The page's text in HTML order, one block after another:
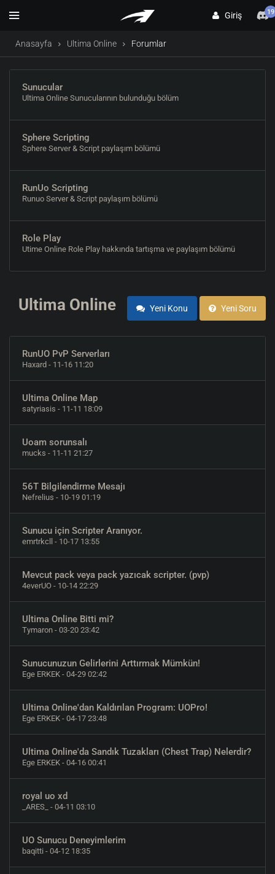
Giriş 19
Anasayfa Ultima Online Forumlar
Sunucular
Ultima Online Sunucularının bulunduğu bölüm
Sphere Scripting
Sphere Server & Script paylaşım bölümü
RunUo Scripting
Runuo Server & Script paylaşım bölümü
Role Play
Utime Online Role Play hakkında tartışma ve paylaşım bölümü
Ultima Online Yeni Konu Yeni Soru
RunUO PvP Serverları
Haxard - 11-16 11:20
Ultima Online Map
satyriasis - 11-11 18:09
Uoam sorunsalı
mucks - 11-11 21:27
56T Bilgilendirme Mesajı
Nefrelius - 10-19 01:19
Sunucu için Scripter Aranıyor.
emrtrkcll - 10-17 13:55
Mevcut pack veya pack yazıcak scripter. (pvp)
4everUO - 10-14 22:29
Ultima Online Bitti mi?
Tymaron - 03-20 23:42
Sunucunuzun Gelirlerini Arttırmak Mümkün!
Ege ERKEK - 04-29 02:42
Ultima Online'dan Kaldırılan Program: UOPro!
Ege ERKEK - 04-17 23:48
Ultima Online'da Sandık Tuzakları (Chest Trap) Nelerdir?
Ege ERKEK - 04-16 00:41
royal uo xd
_ARES_ - 04-11 03:10
UO Sunucu Deneyimlerim
baqitti - 04-12 18:35